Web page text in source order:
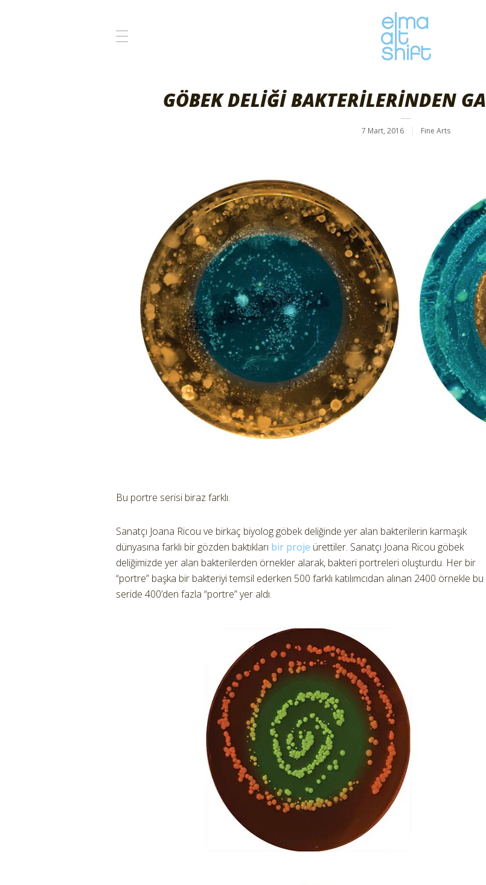
GÖBEK DELİĞİ BAKTERİLERİNDEN
7 Mart, 2016 Fine Arts
Bu portre serisi biraz farklı.
Sanatçı Joana Ricou ve birkaç biyolog göbek deliğinde yer alan bakterilerin karmaşık
dünyasına farklı bir gözden baktıkları bir proje ürettiler. Sanatçı Joana Ricou göbek
deliğimizde yer alan bakterilerden örnekler alarak, bakteri portreleri oluşturdu. Her bir
“portre” başka bir bakteriyi temsil ederken 500 farklı katılımcıdan alınan 2400 örnekle bu
seride 400’den fazla “portre” yer aldı.